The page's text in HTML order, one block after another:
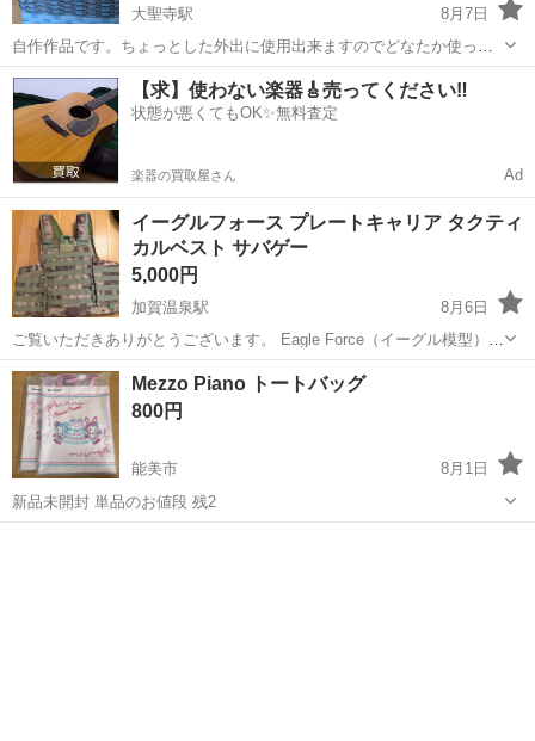
大聖寺駅
8月7日
自作作品です。ちょっとした外出に使用出来ますのでどなたか使って
みませんか？ポケットティシュ入れ赤、青のうちどちらかを差し上げ
ます。 サイズは約横24.高さ17.マチ幅10センチ程です。出来上が
りのサイズです。少し大きな感じ...
石川 加賀市 大聖寺駅 バッグ カゴ
【求】使わない楽器🎸売ってください‼️
状態が悪くてもOK✨無料査定
楽器の買取屋さん Ad
イーグルフォース プレートキャリア タクティ
カルベスト サバゲー
5,000円
加賀温泉駅
8月6日
ご覧いただきありがとうございます。 Eagle Force（イーグル模型）製
のプレートキャリア（タクティカルベスト）の出品です。 ■ブラン
ド：Eagle Force（イーグルフォース） ■カラー/パターン：Kryptek...
石川 加賀市 バッグ
Mezzo Piano トートバッグ
800円
能美市
8月1日
新品未開封 単品のお値段 残2